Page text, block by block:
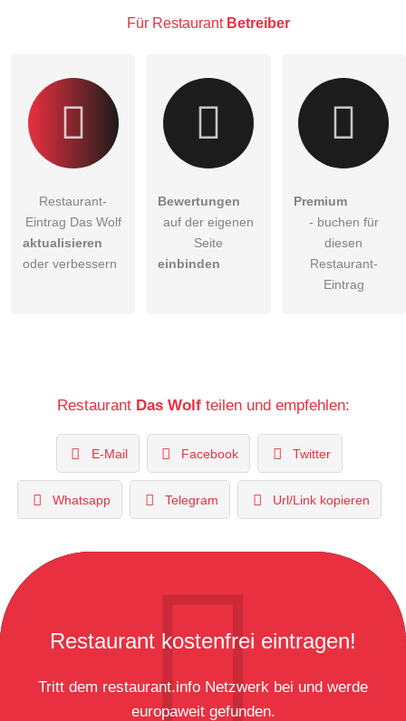
Besucher sichtbar.
Für Restaurant Betreiber
Restaurant-
Eintrag Das Wolf
aktualisieren
oder verbessern
Bewertungen
auf der eigenen
Seite
einbinden
Premium
- buchen für
diesen
Restaurant-
Eintrag
Restaurant Das Wolfteilen und empfehlen:
E-Mail Facebook Twitter
Whatsapp Telegram Url/Link kopieren
Restaurant kostenfrei eintragen!
Tritt dem restaurant.info Netzwerk bei und werde
europaweit gefunden.